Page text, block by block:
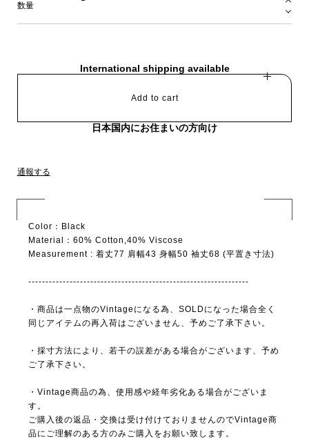
数量
International shipping available
Add to cart
日本国内にお住まいの方向け
通報する
Color：Black
Material：60% Cotton,40% Viscose
Measurement : 着丈77 肩幅43 身幅50 袖丈68 (平置き寸法)
----------------------------------------------------------------
・商品は一点物のVintageになる為、SOLDになった場合全く
同じアイテムの再入荷はございません、予めご了承下さい。
・採寸方法により、若干の誤差がある場合がございます、予め
ご了承下さい。
・Vintage商品の為、使用感や経年劣化ある場合がございま
す。
ご購入後の返品・交換は受け付けておりませんのでVintage商
品にご理解のある方のみご購入をお願い致します。